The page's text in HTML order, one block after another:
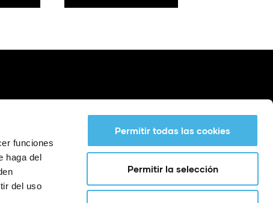
funciones
haga del
del uso
Permitir todas las cookies
Permitir la selección